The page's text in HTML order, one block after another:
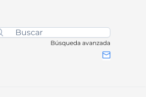
Búsqueda avanzada